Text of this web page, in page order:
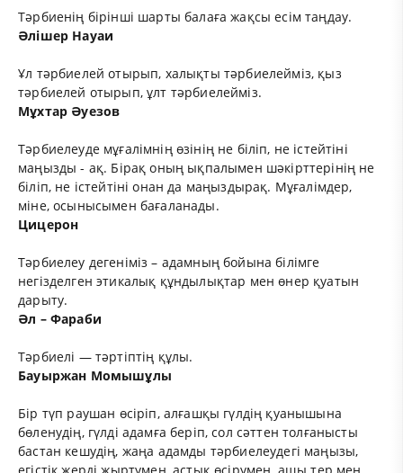
Тәрбиенің бірінші шарты балаға жақсы есім таңдау.
Әлішер Науаи
Ұл тәрбиелей отырып, халықты тәрбиелейміз, қыз
тәрбиелей отырып, ұлт тәрбиелейміз.
Мұхтар Әуезов
Тәрбиелеуде мұғалімнің өзінің не біліп, не істейтіні
маңызды - ақ. Бірақ оның ықпалымен шәкірттерінің не
біліп, не істейтіні онан да маңыздырақ. Мұғалімдер,
міне, осынысымен бағаланады.
Цицерон
Тәрбиелеу дегеніміз – адамның бойына білімге
негізделген этикалық құндылықтар мен өнер қуатын
дарыту.
Әл – Фараби
Тәрбиелі — тәртіптің құлы.
Бауыржан Момышұлы
Бір түп раушан өсіріп, алғашқы гүлдің қуанышына
бөленудің, гүлді адамға беріп, сол сәттен толғанысты
бастан кешудің, жаңа адамды тәрбиелеудегі маңызы,
егістік жерді жыртумен, астық өсірумен, ащы тер мен